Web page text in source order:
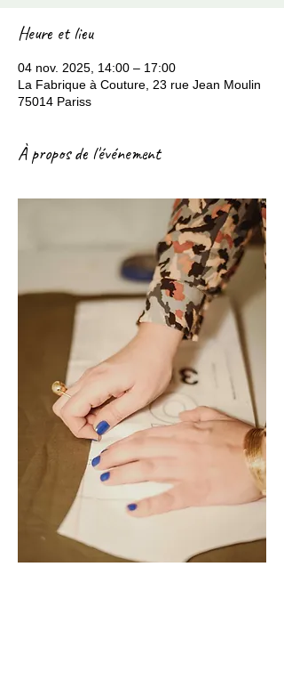
Heure et lieu
04 nov. 2025, 14:00 – 17:00
La Fabrique à Couture, 23 rue Jean Moulin
75014 Pariss
À propos de l'événement